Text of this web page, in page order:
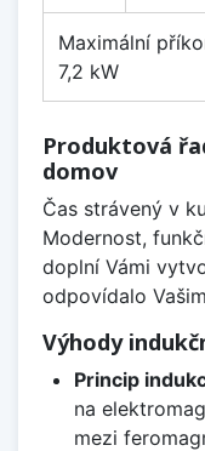
Maximální
7,2 kW
Produktová
domov
Čas strávený v
Modernost,
doplní Vámi
odpovídalo
Výhody
Princip
na
mezi